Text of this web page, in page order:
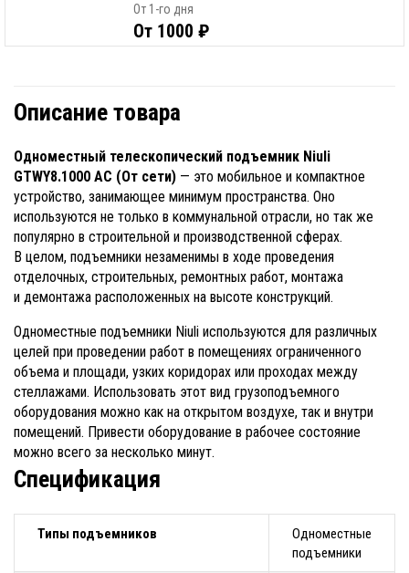
От 1-го дня
От 1000 ₽
Описание товара
Одноместный телескопический подъемник Niuli
GTWY8.1000 AC (От сети) — это мобильное и компактное
устройство, занимающее минимум пространства. Оно
используются не только в коммунальной отрасли, но так же
популярно в строительной и производственной сферах.
В целом, подъемники незаменимы в ходе проведения
отделочных, строительных, ремонтных работ, монтажа
и демонтажа расположенных на высоте конструкций.
Одноместные подъемники Niuli используются для различных
целей при проведении работ в помещениях ограниченного
объема и площади, узких коридорах или проходах между
стеллажами. Использовать этот вид грузоподъемного
оборудования можно как на открытом воздухе, так и внутри
помещений. Привести оборудование в рабочее состояние
можно всего за несколько минут.
Спецификация
Типы подъемников
Одноместные
подъемники